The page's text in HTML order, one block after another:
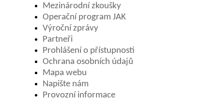
Mezinárodní zkoušky
Operační program JAK
Výroční zprávy
Partneři
Prohlášení o přístupnosti
Ochrana osobních údajů
Mapa webu
Napište nám
Provozní informace